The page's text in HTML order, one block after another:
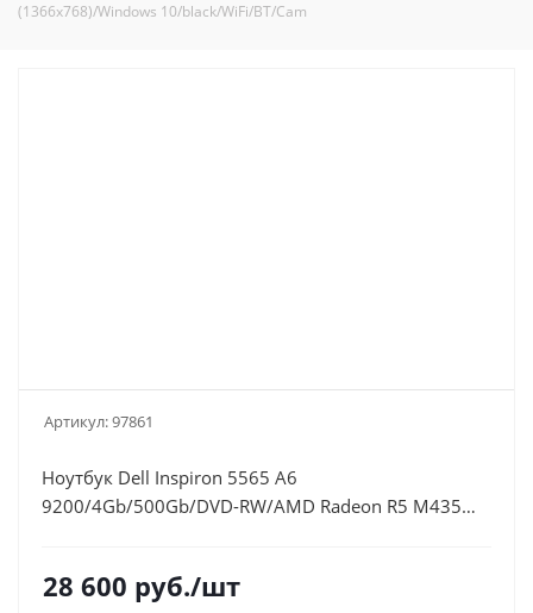
(1366x768)/Windows 10/black/WiFi/BT/Cam
Артикул:97861
Ноутбук Dell Inspiron 5565 A6
9200/4Gb/500Gb/DVD-RW/AMD Radeon R5 M435
28 600 руб./шт